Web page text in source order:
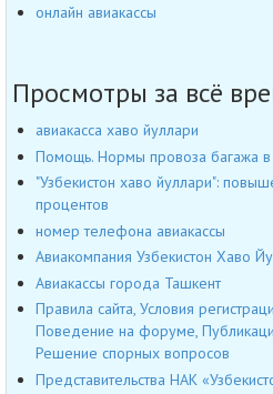
онлайн авиакассы
Просмотры за всё
авиакасса хаво йуллари
Помощь. Нормы провоза багажа в
"Узбекистон хаво йуллари":
процентов
номер телефона авиакассы
Авиакомпания Узбекистон Хаво
Авиакассы города Ташкент
Правила сайта, Условия
Поведение на форуме,
Решение спорных вопросов
Представительства НАК